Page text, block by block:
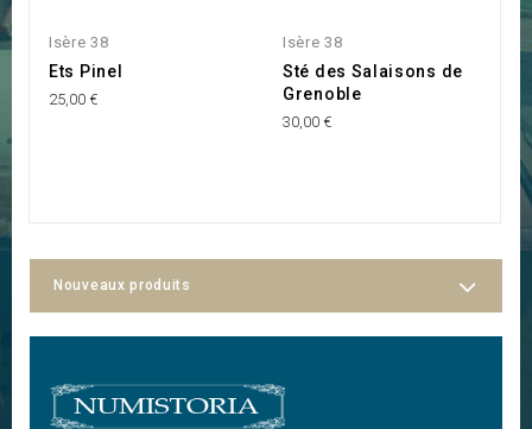
Isère 38
Ets Pinel
25,00 €
Isère 38
Sté des Salaisons de
Grenoble
30,00 €
Nouveaux produits